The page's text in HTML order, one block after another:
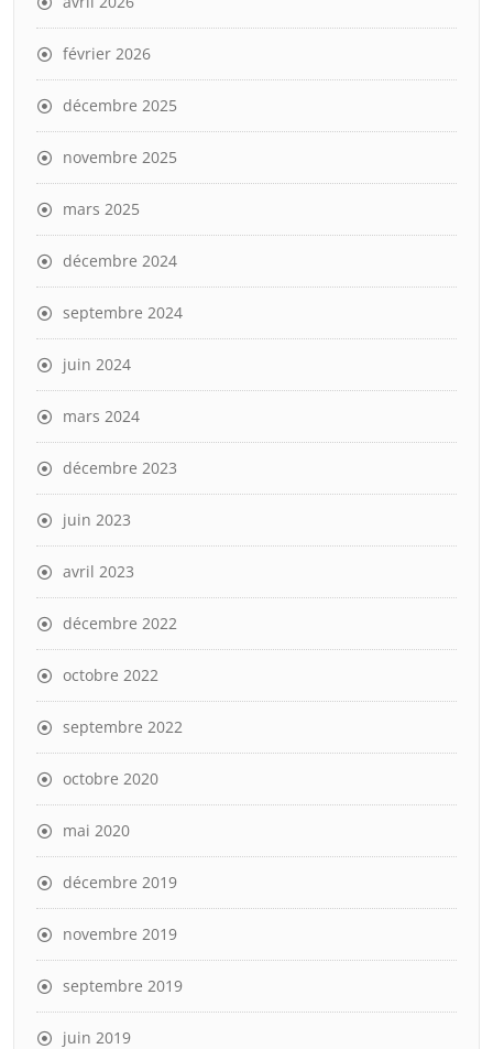
février 2026
décembre 2025
novembre 2025
mars 2025
décembre 2024
septembre 2024
juin 2024
mars 2024
décembre 2023
juin 2023
avril 2023
décembre 2022
octobre 2022
septembre 2022
octobre 2020
mai 2020
décembre 2019
novembre 2019
septembre 2019
juin 2019